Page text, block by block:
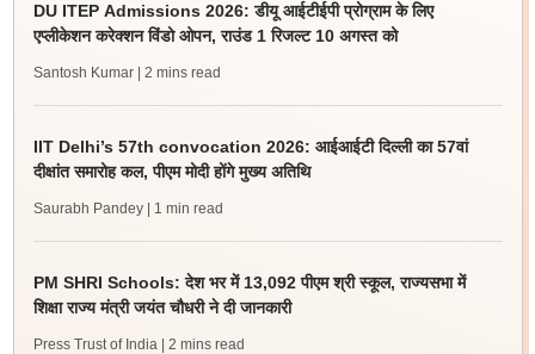
DU ITEP Admissions 2026: डीयू आईटीईपी प्रोग्राम के लिए
एप्लीकेशन करेक्शन विंडो ओपन, राउंड 1 रिजल्ट 10 अगस्त को
Santosh Kumar | 2 mins read
IIT Delhi’s 57th convocation 2026: आईआईटी दिल्ली का 57वां
दीक्षांत समारोह कल, पीएम मोदी होंगे मुख्य अतिथि
Saurabh Pandey | 1 min read
PM SHRI Schools: देश भर में 13,092 पीएम श्री स्कूल, राज्यसभा में
शिक्षा राज्य मंत्री जयंत चौधरी ने दी जानकारी
Press Trust of India | 2 mins read